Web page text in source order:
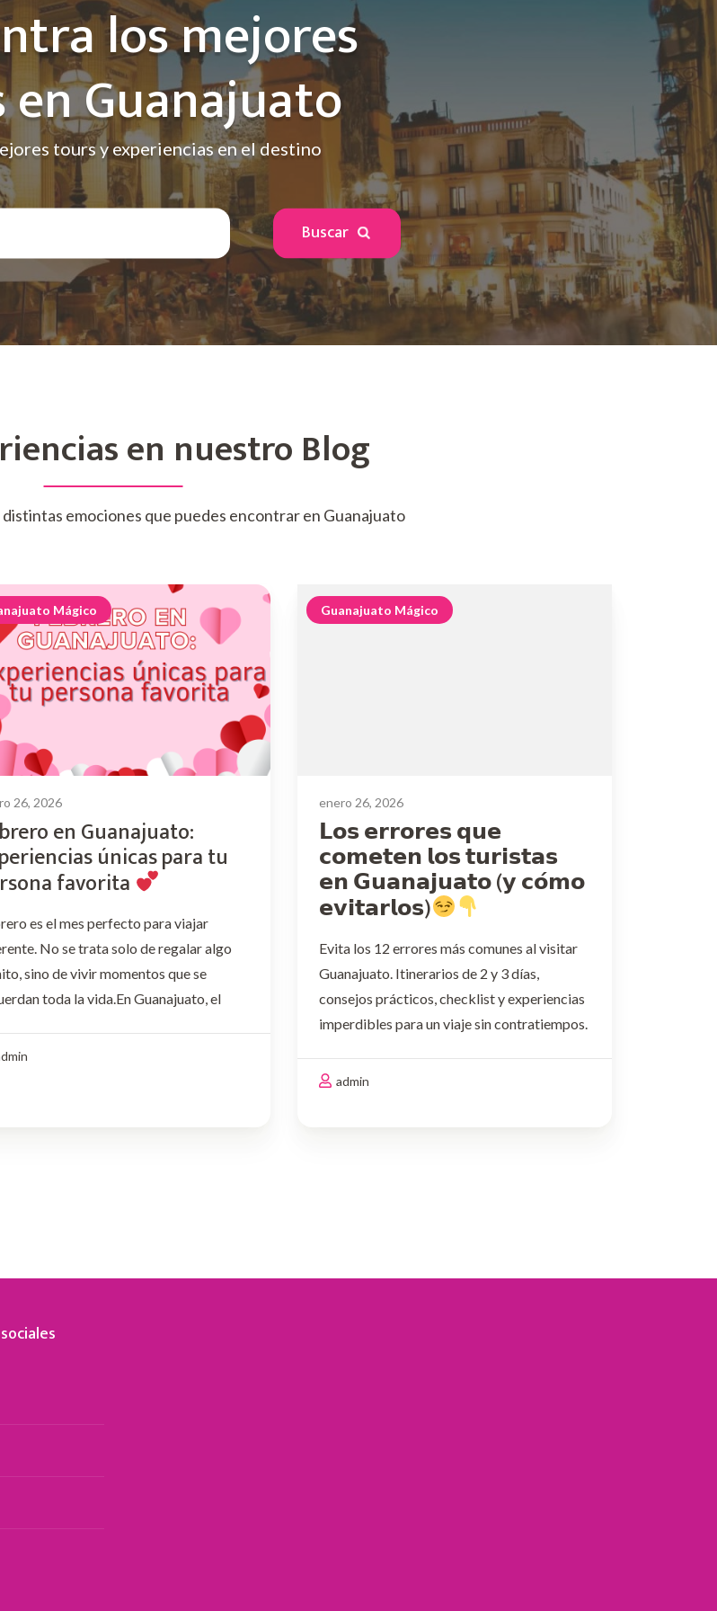
los mejores
en Guanajuato
tours y experiencias en el destino
en nuestro Blog
emociones que puedes encontrar en Guanajuato
Mágico
26, 2026
en Guanajuato:
únicas para tu
favorita
es el mes perfecto para viajar
No se trata solo de regalar algo
sino de vivir momentos que se
toda la vida.En Guanajuato, el
música y detalles pensados con
Guanajuato Mágico
enero 26, 2026
𝗟𝗼𝘀 𝗲𝗿𝗿𝗼𝗿𝗲𝘀 𝗾𝘂𝗲
𝗰𝗼𝗺𝗲𝘁𝗲𝗻 𝗹𝗼𝘀 𝘁𝘂𝗿𝗶𝘀𝘁𝗮𝘀
𝗲𝗻 𝗚𝘂𝗮𝗻𝗮𝗷𝘂𝗮𝘁𝗼 (𝘆 𝗰𝗼́𝗺𝗼
𝗲𝘃𝗶𝘁𝗮𝗿𝗹𝗼𝘀)
Evita los 12 errores más comunes al visitar
Guanajuato. Itinerarios de 2 y 3 días,
consejos prácticos, checklist y experiencias
imperdibles para un viaje sin contratiempos.
cubrir túneles, plazas, museos, miradores y
admin